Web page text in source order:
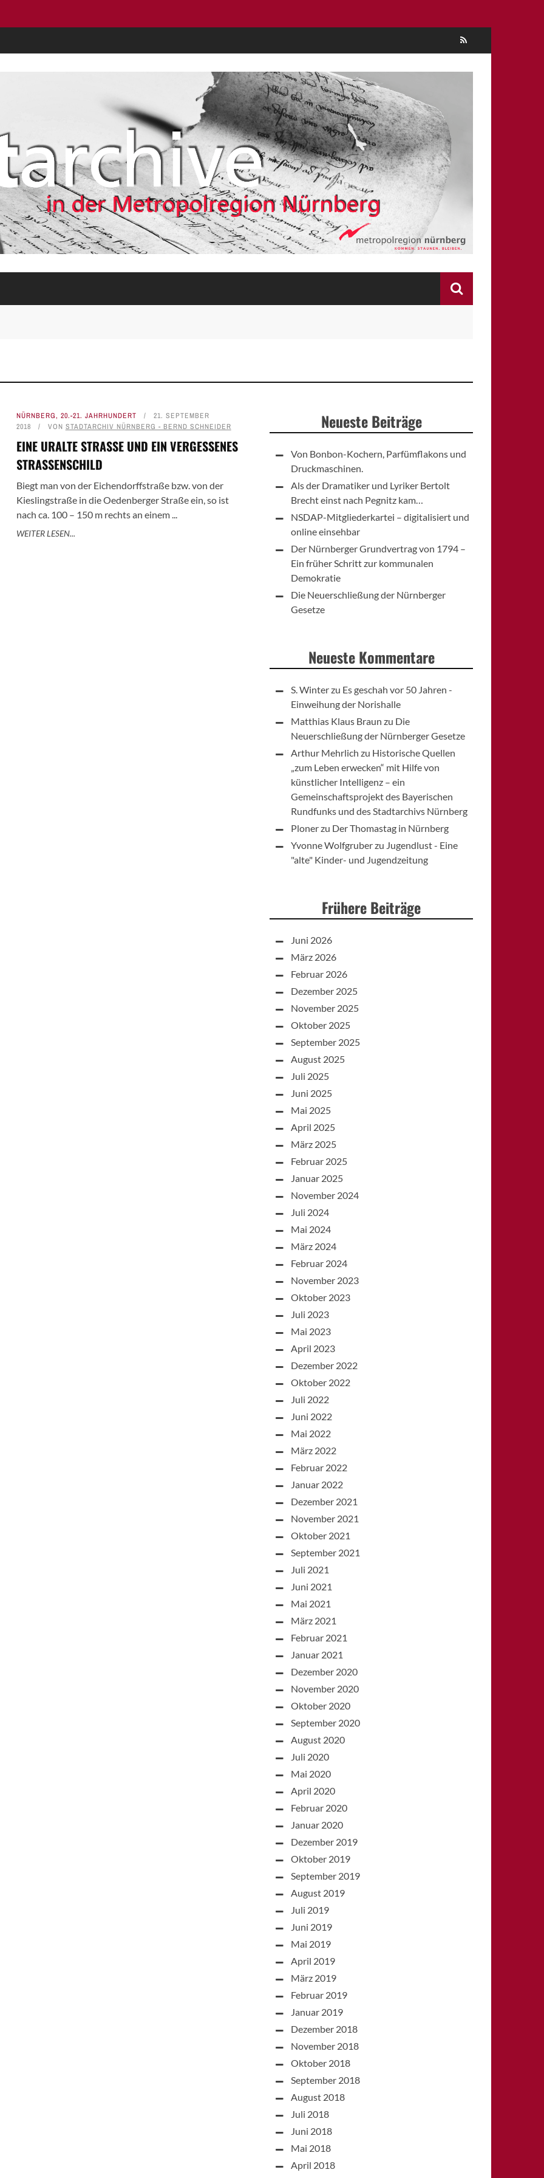
NÜRNBERG, 20.-21. JAHRHUNDERT
21. SEPTEMBER
2018
VON STADTARCHIV NÜRNBERG - BERND SCHNEIDER
EINE URALTE STRASSE UND EIN VERGESSENES
STRASSENSCHILD
Biegt man von der Eichendorffstraße bzw. von der
Kieslingstraße in die Oedenberger Straße ein, so ist
nach ca. 100 – 150 m rechts an einem ...
WEITER LESEN...
Neueste Beiträge
Von Bonbon-Kochern, Parfümflakons und
Druckmaschinen.
Als der Dramatiker und Lyriker Bertolt
Brecht einst nach Pegnitz kam…
NSDAP-Mitgliederkartei – digitalisiert und
online einsehbar
Der Nürnberger Grundvertrag von 1794 –
Ein früher Schritt zur kommunalen
Demokratie
Die Neuerschließung der Nürnberger
Gesetze
Neueste Kommentare
S. Winterzu Es geschah vor 50 Jahren -
Einweihung der Norishalle
Matthias Klaus Braun zu Die
Neuerschließung der Nürnberger Gesetze
Arthur Mehrlich zu Historische Quellen
„zum Leben erwecken“ mit Hilfe von
künstlicher Intelligenz – ein
Gemeinschaftsprojekt des Bayerischen
Rundfunks und des Stadtarchivs Nürnberg
Plonerzu Der Thomastag in Nürnberg
Yvonne Wolfgruberzu Jugendlust - Eine
"alte" Kinder- und Jugendzeitung
Frühere Beiträge
Juni 2026
März 2026
Februar 2026
Dezember 2025
November 2025
Oktober 2025
September 2025
August 2025
Juli 2025
Juni 2025
Mai 2025
April 2025
März 2025
Februar 2025
Januar 2025
November 2024
Juli 2024
Mai 2024
März 2024
Februar 2024
November 2023
Oktober 2023
Juli 2023
Mai 2023
April 2023
Dezember 2022
Oktober 2022
Juli 2022
Juni 2022
Mai 2022
März 2022
Februar 2022
Januar 2022
Dezember 2021
November 2021
Oktober 2021
September 2021
Juli 2021
Juni 2021
Mai 2021
März 2021
Februar 2021
Januar 2021
Dezember 2020
November 2020
Oktober 2020
September 2020
August 2020
Juli 2020
Mai 2020
April 2020
Februar 2020
Januar 2020
Dezember 2019
Oktober 2019
September 2019
August 2019
Juli 2019
Juni 2019
Mai 2019
April 2019
März 2019
Februar 2019
Januar 2019
Dezember 2018
November 2018
Oktober 2018
September 2018
August 2018
Juli 2018
Juni 2018
Mai 2018
April 2018